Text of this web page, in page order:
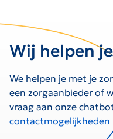
Wij helpen
We helpen je met je
een zorgaanbieder of
vraag aan onze
contactmogelijkheden